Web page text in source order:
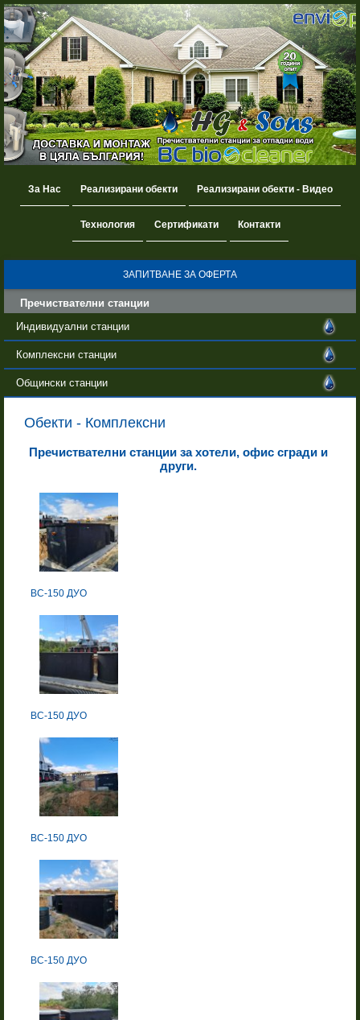
За Нас Реализирани обекти Реализирани обекти - Видео
Технология Сертификати Контакти
ЗАПИТВАНЕ ЗА ОФЕРТА
Пречиствателни станции
Индивидуални станции
Комплексни станции
Общински станции
Обекти - Комплексни
Пречиствателни станции за хотели, офис сгради и
други.
BC-150 ДУО
BC-150 ДУО
BC-150 ДУО
BC-150 ДУО